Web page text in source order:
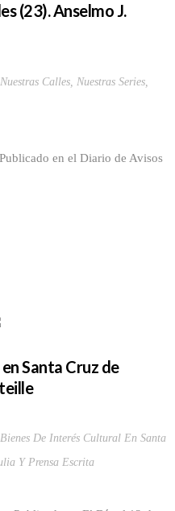
(23). Anselmo J.
Nuestras Calles, Nuestras Series,
en el Diario de Avisos
Santa Cruz de
Bienes De Interés Cultural En Santa
Y Prensa Escrita